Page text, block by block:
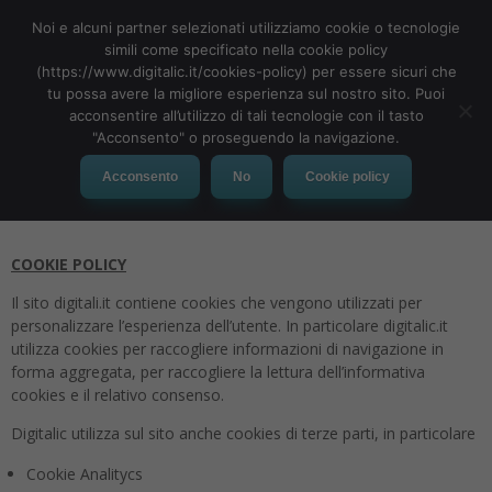
MENU
Cookies Policy
COOKIE POLICY
Il sito digitali.it contiene cookies che vengono utilizzati per
personalizzare l’esperienza dell’utente. In particolare digitalic.it
utilizza cookies per raccogliere informazioni di navigazione in
forma aggregata, per raccogliere la lettura dell’informativa
cookies e il relativo consenso.
Digitalic utilizza sul sito anche cookies di terze parti, in particolare
Cookie Analitycs
Noi e alcuni partner selezionati utilizziamo cookie o tecnologie
simili come specificato nella cookie policy
(https://www.digitalic.it/cookies-policy) per essere sicuri che
tu possa avere la migliore esperienza sul nostro sito. Puoi
acconsentire all’utilizzo di tali tecnologie con il tasto
"Acconsento" o proseguendo la navigazione.
Acconsento No Cookie policy